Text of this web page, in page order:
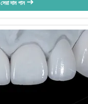
সেরা দাম পান